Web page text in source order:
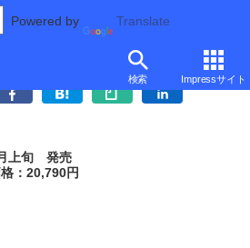
Powered by Translate
検索 Impressサイト
きる折りたたみ式Bluetoothキーボード
上旬 発売
：20,790円